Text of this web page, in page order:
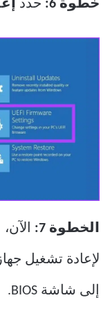
خطوة 6: حدد
الخطوة 7:
لإعادة تشغيل
إلى شاشة BIOS.